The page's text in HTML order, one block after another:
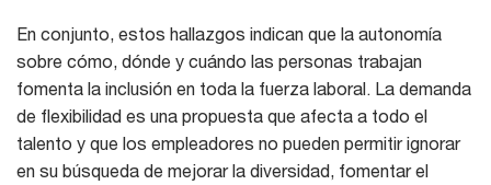
En conjunto, estos hallazgos indican que la autonomía
sobre cómo, dónde y cuándo las personas trabajan
fomenta la inclusión en toda la fuerza laboral. La demanda
de flexibilidad es una propuesta que afecta a todo el
talento y que los empleadores no pueden permitir ignorar
en su búsqueda de mejorar la diversidad, fomentar el